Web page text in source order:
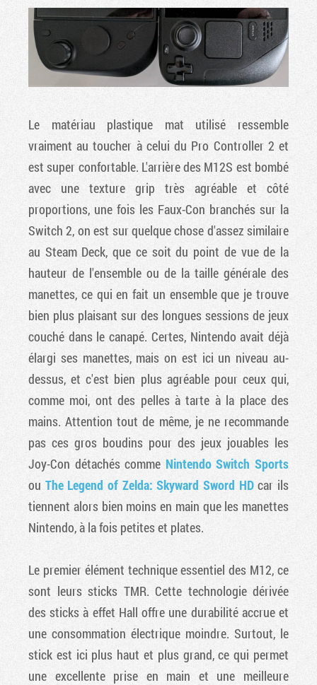
Le matériau plastique mat utilisé ressemble
vraiment au toucher à celui du Pro Controller 2 et
est super confortable. L'arrière des M12S est bombé
avec une texture grip très agréable et côté
proportions, une fois les Faux-Con branchés sur la
Switch 2, on est sur quelque chose d'assez similaire
au Steam Deck, que ce soit du point de vue de la
hauteur de l'ensemble ou de la taille générale des
manettes, ce qui en fait un ensemble que je trouve
bien plus plaisant sur des longues sessions de jeux
couché dans le canapé. Certes, Nintendo avait déjà
élargi ses manettes, mais on est ici un niveau au-
dessus, et c'est bien plus agréable pour ceux qui,
comme moi, ont des pelles à tarte à la place des
mains. Attention tout de même, je ne recommande
pas ces gros boudins pour des jeux jouables les
Joy-Con détachés comme Nintendo Switch Sports
ou The Legend of Zelda: Skyward Sword HDcar ils
tiennent alors bien moins en main que les manettes
Nintendo, à la fois petites et plates.
Le premier élément technique essentiel des M12, ce
sont leurs sticks TMR. Cette technologie dérivée
des sticks à effet Hall offre une durabilité accrue et
une consommation électrique moindre. Surtout, le
stick est ici plus haut et plus grand, ce qui permet
une excellente prise en main et une meilleure